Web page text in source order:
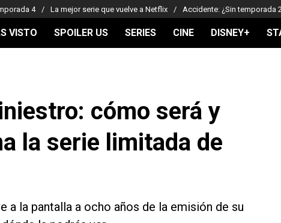
4 La mejor serie que vuelve a Netflix Accidente: ¿Sin temporada
VISTO SPOILER US SERIES CINE DISNEY+
cómo será y
la serie limitada de
a la pantalla a ocho años de la emisión de su